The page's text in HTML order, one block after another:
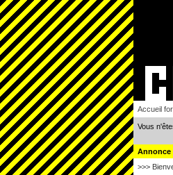
Accueil
Vous
Annonce
>>>